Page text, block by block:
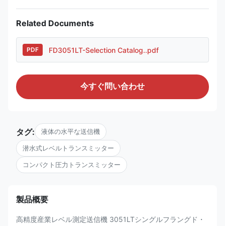
Related Documents
PDF FD3051LT-Selection Catalog..pdf
今すぐ問い合わせ
タグ: 液体の水平な送信機
潜水式レベルトランスミッター
コンパクト圧力トランスミッター
製品概要
高精度産業レベル測定送信機 3051LTシングルフラングド・